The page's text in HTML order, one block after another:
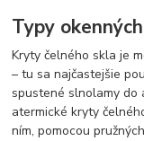
Typy
Kryty čelného skla je
– tu sa najčastejšie
spustené slnolamy do
atermické kryty
ním, pomocou